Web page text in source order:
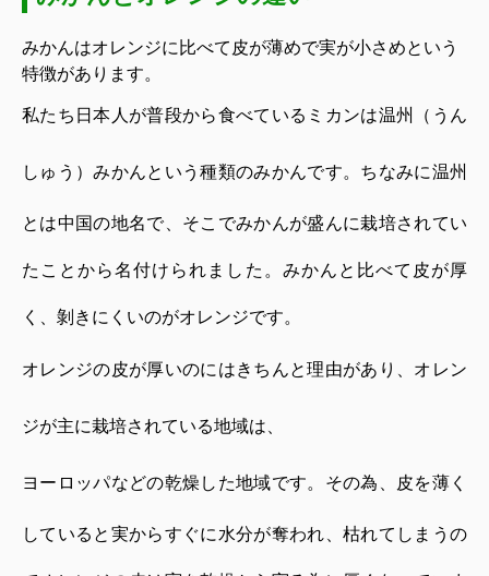
みかんはオレンジに比べて皮が薄めで実が小さめという
特徴があります。
私たち日本人が普段から食べているミカンは温州（うん
しゅう）みかんという種類のみかんです。 ちなみに温州
とは中国の地名で、そこでみかんが盛んに栽培されてい
たことから名付けられました。 みかんと比べて皮が厚
く、剝きにくいのがオレンジです。
オレンジの皮が厚いのにはきちんと理由があり、オレン
ジが主に栽培されている地域は、
ヨーロッパなどの乾燥した地域です。 その為、皮を薄く
していると実からすぐに水分が奪われ、枯れてしまうの